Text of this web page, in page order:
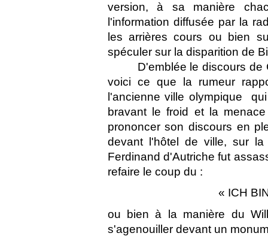
version, à sa manière
l'information diffusée par la
les arrières cours ou bien
spéculer sur la disparition de
D'emblée le discours de
voici ce que la rumeur
l'ancienne ville olympique 
bravant le froid et la
prononcer son discours en
devant l'hôtel de ville, sur
Ferdinand d'Autriche fut
refaire le coup du :
« ICH
ou bien à la manière du
s'agenouiller devant un